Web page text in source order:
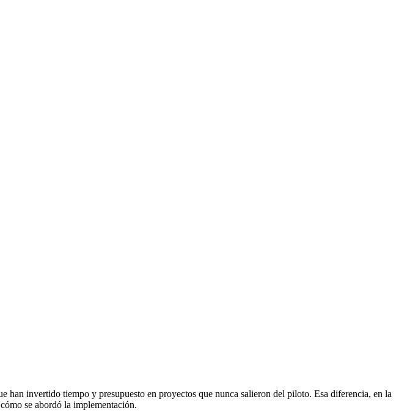
han invertido tiempo y presupuesto en proyectos que nunca salieron del piloto. Esa diferencia, en la
se abordó la implementación.